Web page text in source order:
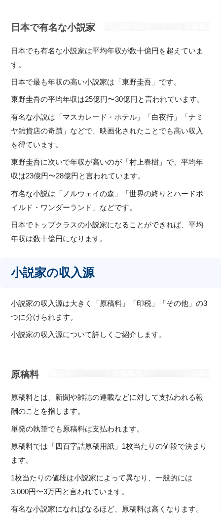
日本で有名な小説家
日本でも有名な小説家は平均年収が数十億円を超えていま
す。
日本で最も年収の高い小説家は「東野圭吾」です。
東野圭吾の平均年収は25億円〜30億円と言われています。
有名な小説は「マスカレード・ホテル」「白夜行」「ナミ
ヤ雑貨店の奇蹟」などで、映画化されたことでも高い収入
を得ています。
東野圭吾に次いで年収が高いのが「村上春樹」で、平均年
収は23億円〜28億円と言われています。
有名な小説は「ノルウェイの森」「世界の終りとハードボ
イルド・ワンダーランド」などです。
日本でトップクラスの小説家になることができれば、平均
年収は数十億円になります。
小説家の収入源
小説家の収入源は大きく「原稿料」「印税」「その他」の3
つに分けられます。
小説家の収入源について詳しくご紹介します。
原稿料
原稿料とは、新聞や雑誌の連載などに対して支払われる報
酬のことを指します。
単発の執筆でも原稿料は支払われます。
原稿料では「四百字詰原稿用紙」1枚当たりの値段で決まり
ます。
1枚当たりの値段は小説家によって異なり、一般的には
3,000円〜3万円と言われています。
有名な小説家になればなるほど、原稿料は高くなります。